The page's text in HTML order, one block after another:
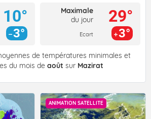
10°
3°
Maximale
du jour
Ecart
29°
3°
de températures minimales et
du mois de août sur Mazirat
ANIMATION SATELLITE